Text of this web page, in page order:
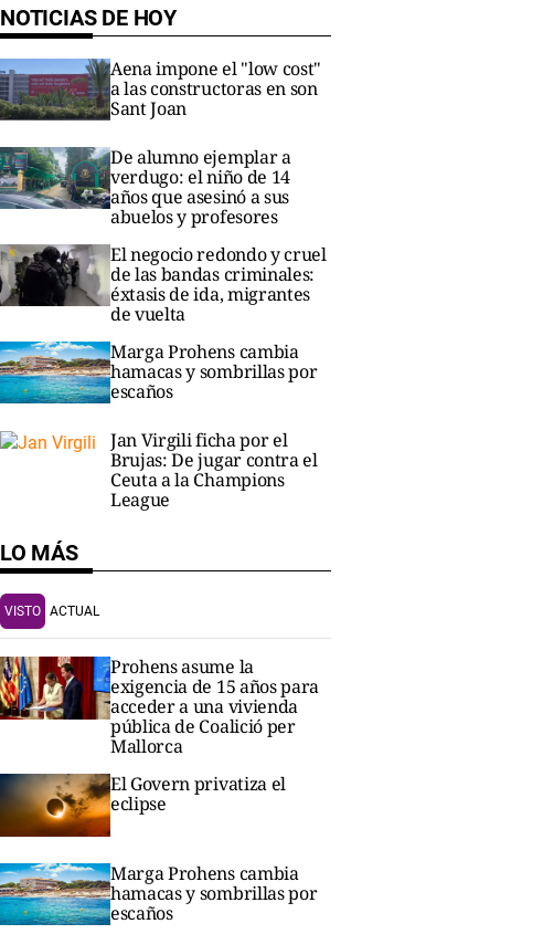
NOTICIAS DE HOY
Aena impone el "low cost"
a las constructoras en son
Sant Joan
De alumno ejemplar a
verdugo: el niño de 14
años que asesinó a sus
abuelos y profesores
El negocio redondo y cruel
de las bandas criminales:
éxtasis de ida, migrantes
de vuelta
Marga Prohens cambia
hamacas y sombrillas por
escaños
Jan Virgili ficha por el
Brujas: De jugar contra el
Ceuta a la Champions
League
LO MÁS
VISTO ACTUAL
Prohens asume la
exigencia de 15 años para
acceder a una vivienda
pública de Coalició per
Mallorca
El Govern privatiza el
eclipse
Marga Prohens cambia
hamacas y sombrillas por
escaños